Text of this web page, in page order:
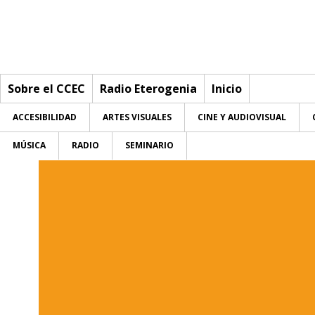
Sobre el CCEC Radio Eterogenia Inicio
ACCESIBILIDAD ARTES VISUALES CINE Y AUDIOVISUAL
MÚSICA RADIO SEMINARIO